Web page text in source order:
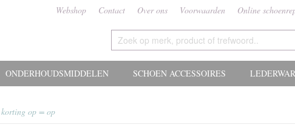
Webshop Contact Over ons Voorwaarden Online
ONDERHOUDSMIDDELEN SCHOEN ACCESSOIRES
op = op